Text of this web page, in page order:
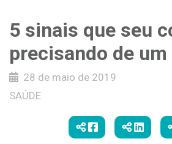
5 sinais que seu
precisando de
28 de maio de 2019
SAÚDE